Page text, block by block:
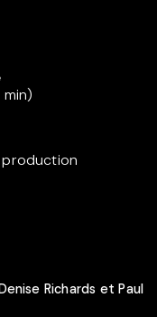
production
Richards et Paul